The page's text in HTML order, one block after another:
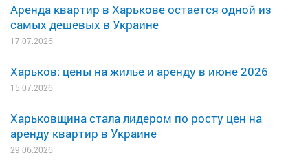
Аренда квартир в Харькове остается одной из
самых дешевых в Украине
17.07.2026
Харьков: цены на жилье и аренду в июне 2026
15.07.2026
Харьковщина стала лидером по росту цен на
аренду квартир в Украине
29.06.2026